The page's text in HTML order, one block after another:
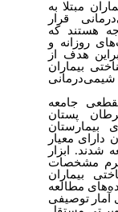
مبتلا به
قرار
هستند که
روزانه و
هدف از
بیماران
جامعه
پستان
معیار
ابزار
مشخصات
بیماران
مطالعه
توصیفی